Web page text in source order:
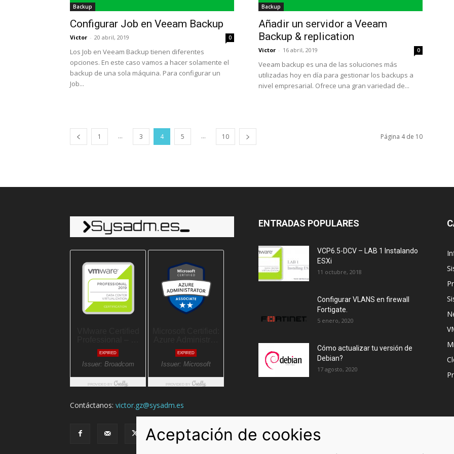
Backup
Configurar Job en Veeam Backup
Victor - 20 abril, 2019 0
Los Job en Veeam Backup tienen diferentes
opciones. En este caso vamos a hacer solamente el
backup de una sola máquina. Para configurar un
Job...
Backup
Añadir un servidor a Veeam
Backup & replication
Victor - 16 abril, 2019 0
Veeam backup es una de las soluciones más
utilizadas hoy en día para gestionar los backups a
nivel empresarial. Ofrece una gran variedad de...
1 ... 3 4 5 ... 10 Página 4 de 10
Contáctanos: victor.gz@sysadm.es
ENTRADAS POPULARES
VCP6.5-DCV – LAB 1 Instalando
ESXi
11 octubre, 2018
Configurar VLANS en firewall
Fortigate.
5 enero, 2020
Cómo actualizar tu versión de
Debian?
17 agosto, 2020